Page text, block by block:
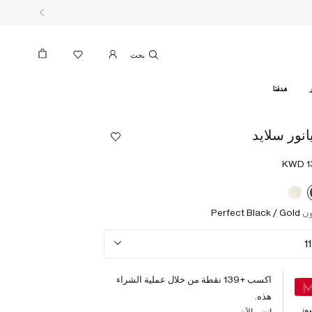
هدفنا
سلايد
Perfect Black / Gold
11
اكسب +139 نقطة من خلال عملية الشراء
هذه.